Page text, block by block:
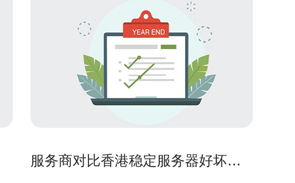
服务商对比香港稳定服务器好坏的